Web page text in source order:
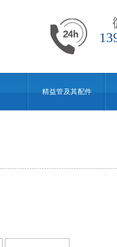
精益管及其配件